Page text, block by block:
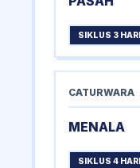
SIKLUS 3 HARI
CATURWARA
MENALA
SIKLUS 4 HARI